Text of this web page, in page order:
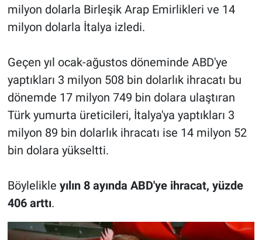
milyon dolarla Birleşik Arap Emirlikleri ve 14
milyon dolarla İtalya izledi.
Geçen yıl ocak-ağustos döneminde ABD'ye
yaptıkları 3 milyon 508 bin dolarlık ihracatı bu
dönemde 17 milyon 749 bin dolara ulaştıran
Türk yumurta üreticileri, İtalya'ya yaptıkları 3
milyon 89 bin dolarlık ihracatı ise 14 milyon 52
bin dolara yükseltti.
Böylelikle yılın 8 ayında ABD'ye ihracat, yüzde
406 arttı.